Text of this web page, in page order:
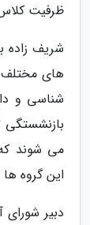
ظرفیت
شریف
های
بازنشستگی
می شوند
این گروه ها
دبیر